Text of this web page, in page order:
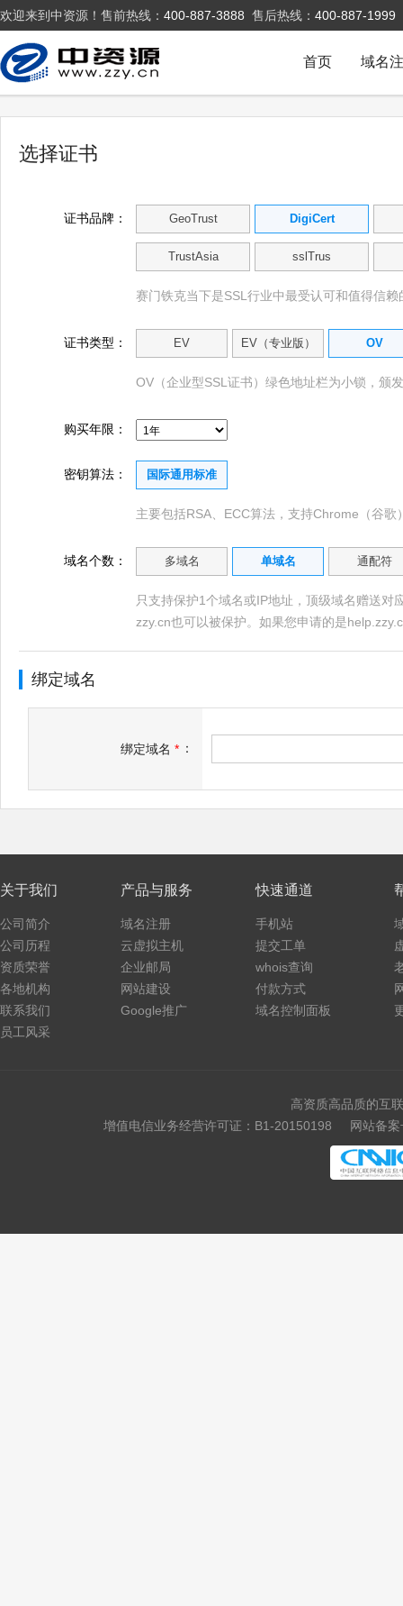
欢迎来到中资源！售前热线： 400-887-3888 售后热线： 400-887-1999
域名
首页
选择证书
证书品牌： GeoTrust DigiCert
TrustAsia sslTrus
赛门铁克当下是SSL行业中最受认可和值得信赖
证书类型： EV EV（专业版） OV
OV（企业型SSL证书）绿色地址栏为小锁，颁
购买年限：
密钥算法： 国际通用标准
主要包括RSA、ECC算法，支持Chrome（谷
域名个数： 多域名 单域名 通配符
只支持保护1个域名或IP地址，顶级域名赠送对
zzy.cn也可以被保护。如果您申请的是
绑定域名
绑定域名 * ：
关于我们
公司简介
公司历程
资质荣誉
各地机构
联系我们
员工风采
产品与服务
域名注册
云虚拟主机
企业邮局
网站建设
Google推广
快速通道
手机站
提交工单
whois查询
付款方式
域名控制面板
高资质高品质的互
增值电信业务经营许可证：B1-20150198
网站备